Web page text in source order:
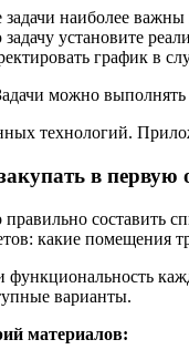
задачи наиболее
установите
график в
можно
технологий.
в первую
составить
какие
функциональность
варианты.
материалов: